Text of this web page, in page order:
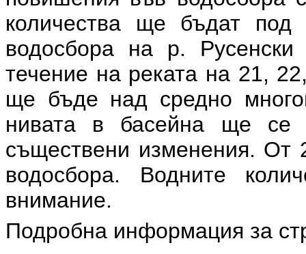
количества ще бъдат
водосбора на р.
течение на реката на 21,
ще бъде над средно
нивата в басейна ще се
съществени изменения. От
водосбора. Водните
внимание.
Подробна информация за